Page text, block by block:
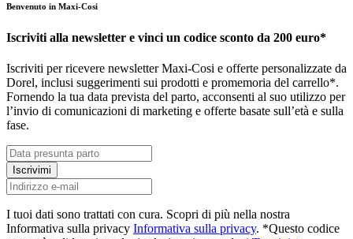
Benvenuto in Maxi-Cosi
Iscriviti alla newsletter e vinci un codice sconto da 200 euro*
Iscriviti per ricevere newsletter Maxi-Cosi e offerte personalizzate da
Dorel, inclusi suggerimenti sui prodotti e promemoria del carrello*.
Fornendo la tua data prevista del parto, acconsenti al suo utilizzo per
l’invio di comunicazioni di marketing e offerte basate sull’età e sulla
fase.
Iscrivimi
I tuoi dati sono trattati con cura. Scopri di più nella nostra
Informativa sulla privacy Informativa sulla privacy. *Questo codice